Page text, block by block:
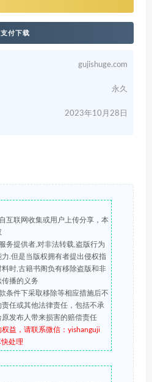
支付下载
gujishuge.com
永久
2023年10月28日
互联网收集或用户上传分享，本
务提供者,对非法转载,盗版行为
.但是当版权拥有者提出侵权指
时,古籍书阁负有移除盗版和非
播的义务
条件下采取移除等相应措施后不
任或其他法律责任，包括不承
发布人带来损害的赔偿责任
益，请联系微信：yishanguji
处理